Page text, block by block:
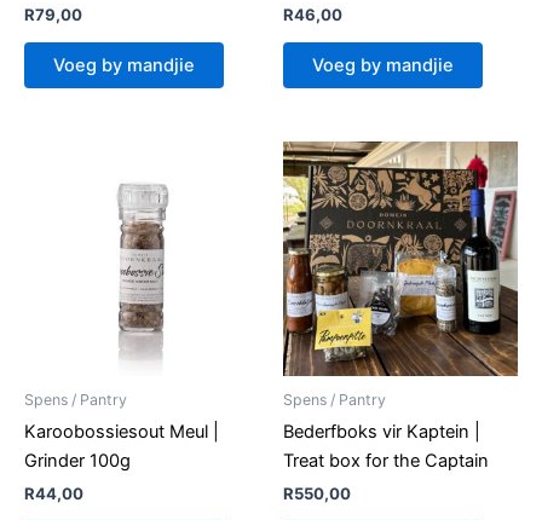
R79,00
Voeg by mandjie
R46,00
Voeg by mandjie
Spens / Pantry
Karoobossiesout Meul |
Grinder 100g
R44,00
Spens / Pantry
Bederfboks vir Kaptein |
Treat box for the Captain
R550,00